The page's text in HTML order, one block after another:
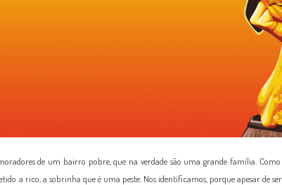
de um bairro pobre, que na verdade são uma grande família.
a rico, a sobrinha que é uma peste. Nos identificamos, porque apesar de